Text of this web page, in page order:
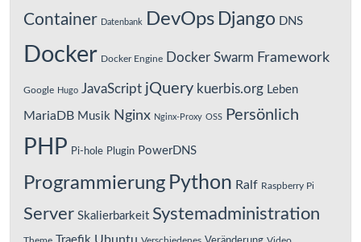
Container Datenbank DevOps Django DNS
Docker Docker Engine Docker Swarm Framework
Google Hugo JavaScript jQuery kuerbis.org Leben
MariaDB Musik Nginx Nginx-Proxy OSS Persönlich
PHP Pi-hole Plugin PowerDNS
Programmierung Python Ralf Raspberry Pi
Server Skalierbarkeit Systemadministration